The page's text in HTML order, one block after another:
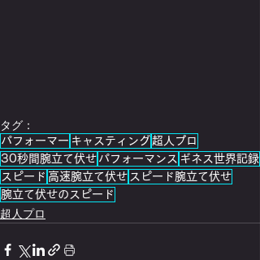
タグ：
パフォーマー キャスティング超人プロ
30秒間腕立て伏せ パフォーマンス ギネス世界記録
スピード 高速腕立て伏せ スピード腕立て伏せ
腕立て伏せのスピード
超人プロ